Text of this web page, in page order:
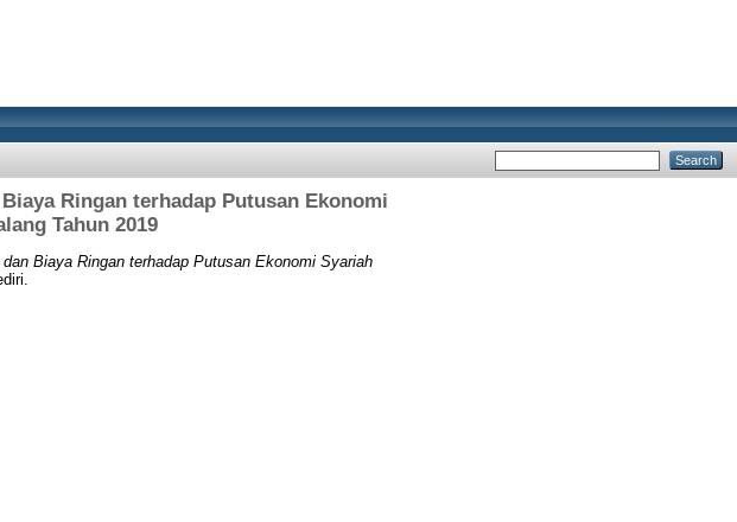
Ringan terhadap Putusan Ekonomi
Tahun 2019
Biaya Ringan terhadap Putusan Ekonomi Syariah